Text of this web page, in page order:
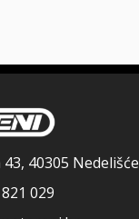
40305 Nedelišće
029